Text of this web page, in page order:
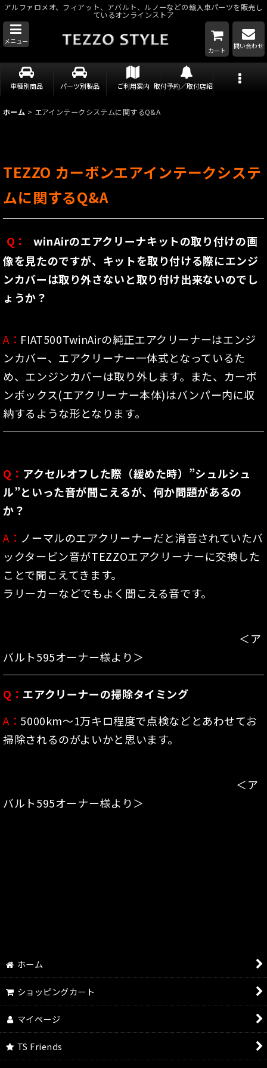
アルファロメオ、フィアット、アバルト、ルノーなどの輸入車パーツを販売し
ているオンラインストア
メニュー
カート
問い合わせ
車種別商品 パーツ別製品 ご利用案内 取付予約／取付店紹介
ホーム > エアインテークシステムに関するQ&A
TEZZO カーボンエアインテークシステ
ムに関するQ&A
Q：
winAirのエアクリーナキットの取り付けの画
像を見たのですが、キットを取り付ける際にエンジ
ンカバーは取り外さないと取り付け出来ないのでし
ょうか？
A： FIAT500TwinAirの純正エアクリーナーはエンジ
ンカバー、エアクリーナー一体式となっているた
め、エンジンカバーは取り外します。また、カーボ
ンボックス(エアクリーナー本体)はバンパー内に収
納するような形となります。
Q： アクセルオフした際（緩めた時）”シュルシュ
ル”といった音が聞こえるが、何か問題があるの
か？
A： ノーマルのエアクリーナーだと消音されていたバ
ックタービン音がTEZZOエアクリーナーに交換した
ことで聞こえてきます。
ラリーカーなどでもよく聞こえる音です。
＜ア
バルト595オーナー様より＞
Q： エアクリーナーの掃除タイミング
A： 5000km～1万キロ程度で点検などとあわせてお
掃除されるのがよいかと思います。
＜ア
バルト595オーナー様より＞
ホーム
ショッピングカート
マイページ
TS Friends